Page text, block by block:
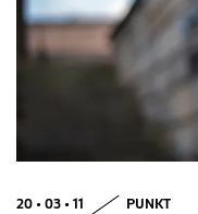
20 • 03 • 11 PUNKT